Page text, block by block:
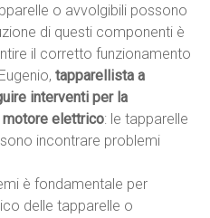
o avvolgibili possono
di questi componenti è
il corretto funzionamento
tapparellista a
interventi per la
elettrico: le tapparelle
incontrare problemi
è fondamentale per
delle tapparelle o